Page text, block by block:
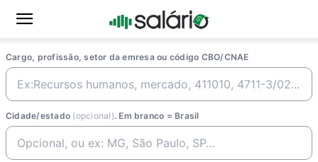
Cargo, profissão, setor da emresa ou código CBO/CNAE
Cidade/estado (opcional). Em branco = Brasil